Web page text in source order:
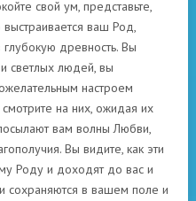
свой ум, представьте,
ваш Род,
древность. Вы
светлых людей, вы
настроем
на них, ожидая их
вам волны Любви,
Вы видите, как эти
Роду и доходят до вас и
сохраняются в вашем поле и